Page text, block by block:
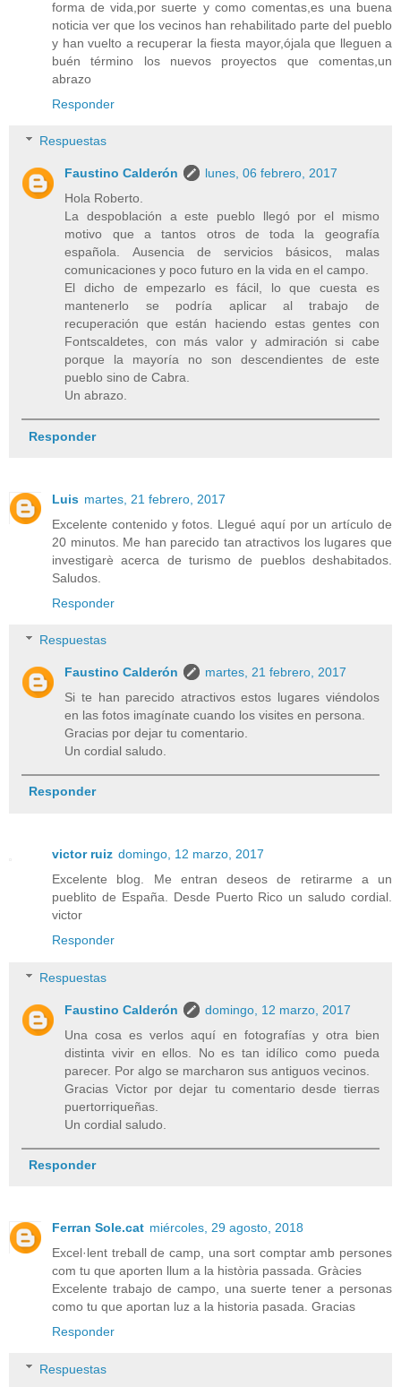
forma de vida,por suerte y como comentas,es una buena
noticia ver que los vecinos han rehabilitado parte del pueblo
y han vuelto a recuperar la fiesta mayor,ójala que lleguen a
buén término los nuevos proyectos que comentas,un
abrazo
Responder
Respuestas
Faustino Calderón
lunes, 06 febrero, 2017
Hola Roberto.
La despoblación a este pueblo llegó por el mismo
motivo que a tantos otros de toda la geografía
española. Ausencia de servicios básicos, malas
comunicaciones y poco futuro en la vida en el campo.
El dicho de empezarlo es fácil, lo que cuesta es
mantenerlo se podría aplicar al trabajo de
recuperación que están haciendo estas gentes con
Fontscaldetes, con más valor y admiración si cabe
porque la mayoría no son descendientes de este
pueblo sino de Cabra.
Un abrazo.
Responder
Luis martes, 21 febrero, 2017
Excelente contenido y fotos. Llegué aquí por un artículo de
20 minutos. Me han parecido tan atractivos los lugares que
investigarè acerca de turismo de pueblos deshabitados.
Saludos.
Responder
Respuestas
Faustino Calderón
martes, 21 febrero, 2017
Si te han parecido atractivos estos lugares viéndolos
en las fotos imagínate cuando los visites en persona.
Gracias por dejar tu comentario.
Un cordial saludo.
Responder
victor ruiz domingo, 12 marzo, 2017
Excelente blog. Me entran deseos de retirarme a un
pueblito de España. Desde Puerto Rico un saludo cordial.
victor
Responder
Respuestas
Faustino Calderón
domingo, 12 marzo, 2017
Una cosa es verlos aquí en fotografías y otra bien
distinta vivir en ellos. No es tan idílico como pueda
parecer. Por algo se marcharon sus antiguos vecinos.
Gracias Victor por dejar tu comentario desde tierras
puertorriqueñas.
Un cordial saludo.
Responder
Ferran Sole.cat miércoles, 29 agosto, 2018
Excel·lent treball de camp, una sort comptar amb persones
com tu que aporten llum a la història passada. Gràcies
Excelente trabajo de campo, una suerte tener a personas
como tu que aportan luz a la historia pasada. Gracias
Responder
Respuestas